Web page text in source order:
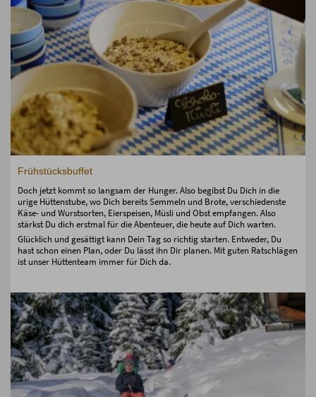
Frühstücksbuffet
Doch jetzt kommt so langsam der Hunger. Also begibst Du Dich in die
urige Hüttenstube, wo Dich bereits Semmeln und Brote, verschiedenste
Käse- und Wurstsorten, Eierspeisen, Müsli und Obst empfangen. Also
stärkst Du dich erstmal für die Abenteuer, die heute auf Dich warten.
Glücklich und gesättigt kann Dein Tag so richtig starten. Entweder, Du
hast schon einen Plan, oder Du lässt ihn Dir planen. Mit guten Ratschlägen
ist unser Hüttenteam immer für Dich da.